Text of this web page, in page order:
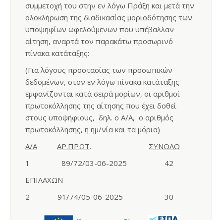
συμμετοχή του στην εν λόγω Πράξη και μετά την
ολοκλήρωση της διαδικασίας μοριοδότησης των
υποψηφίων ωφελούμενων που υπέβαλλαν
αίτηση, αναρτά τον παρακάτω προσωρινό
πίνακα κατάταξης:
(Για λόγους προστασίας των προσωπικών
δεδομένων, στον εν λόγω πίνακα κατάταξης
εμφανίζονται κατά σειρά μορίων, οι αριθμοί
πρωτοκόλλησης της αίτησης που έχει δοθεί
στους υποψήφιους, δηλ. ο Α/Α, ο αριθμός
πρωτοκόλλησης, η ημ/νία και τα μόρια)
Α/Α
AΡ.ΠΡΩΤ. ΣΥΝΟΛΟ
1 89/72/03-06-2025 42
ΕΠΙΛΑΧΩΝ
2 91/74/05-06-2025 30